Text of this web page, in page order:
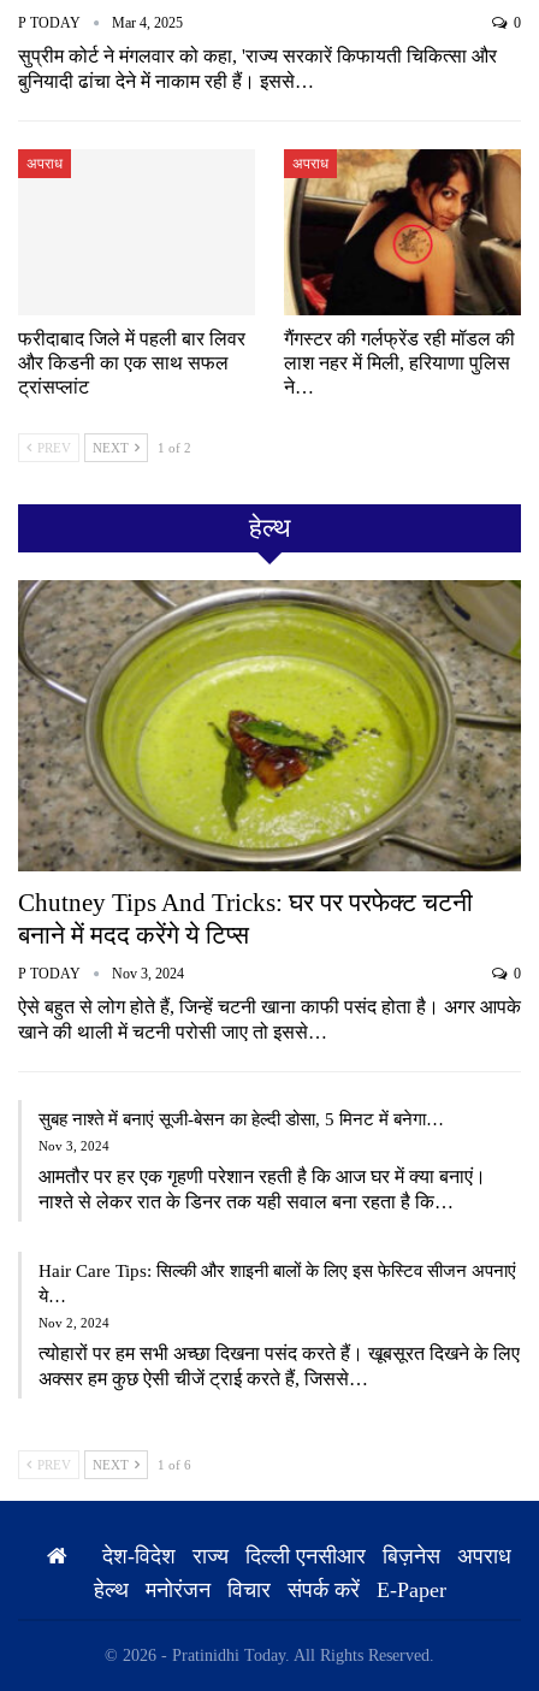
P TODAY Mar 4, 2025 0
सुप्रीम कोर्ट ने मंगलवार को कहा, 'राज्य सरकारें किफायती चिकित्सा और
बुनियादी ढांचा देने में नाकाम रही हैं। इससे…
अपराध
फरीदाबाद जिले में पहली बार लिवर
और किडनी का एक साथ सफल
ट्रांसप्लांट
अपराध
गैंगस्टर की गर्लफ्रेंड रही मॉडल की
लाश नहर में मिली, हरियाणा पुलिस
ने…
PREV NEXT 1 of 2
हेल्थ
Chutney Tips And Tricks: घर पर परफेक्ट चटनी
बनाने में मदद करेंगे ये टिप्स
P TODAY Nov 3, 2024 0
ऐसे बहुत से लोग होते हैं, जिन्हें चटनी खाना काफी पसंद होता है। अगर आपके
खाने की थाली में चटनी परोसी जाए तो इससे…
सुबह नाश्ते में बनाएं सूजी-बेसन का हेल्दी डोसा, 5 मिनट में बनेगा…
Nov 3, 2024
आमतौर पर हर एक गृहणी परेशान रहती है कि आज घर में क्या बनाएं।
नाश्ते से लेकर रात के डिनर तक यही सवाल बना रहता है कि…
Hair Care Tips: सिल्की और शाइनी बालों के लिए इस फेस्टिव सीजन अपनाएं
ये…
Nov 2, 2024
त्योहारों पर हम सभी अच्छा दिखना पसंद करते हैं। खूबसूरत दिखने के लिए
अक्सर हम कुछ ऐसी चीजें ट्राई करते हैं, जिससे…
PREV NEXT 1 of 6
देश-विदेश राज्य दिल्ली एनसीआर बिज़नेस
अपराध
हेल्थ
मनोरंजन विचार संपर्क करें E-Paper
© 2026 - Pratinidhi Today. All Rights Reserved.